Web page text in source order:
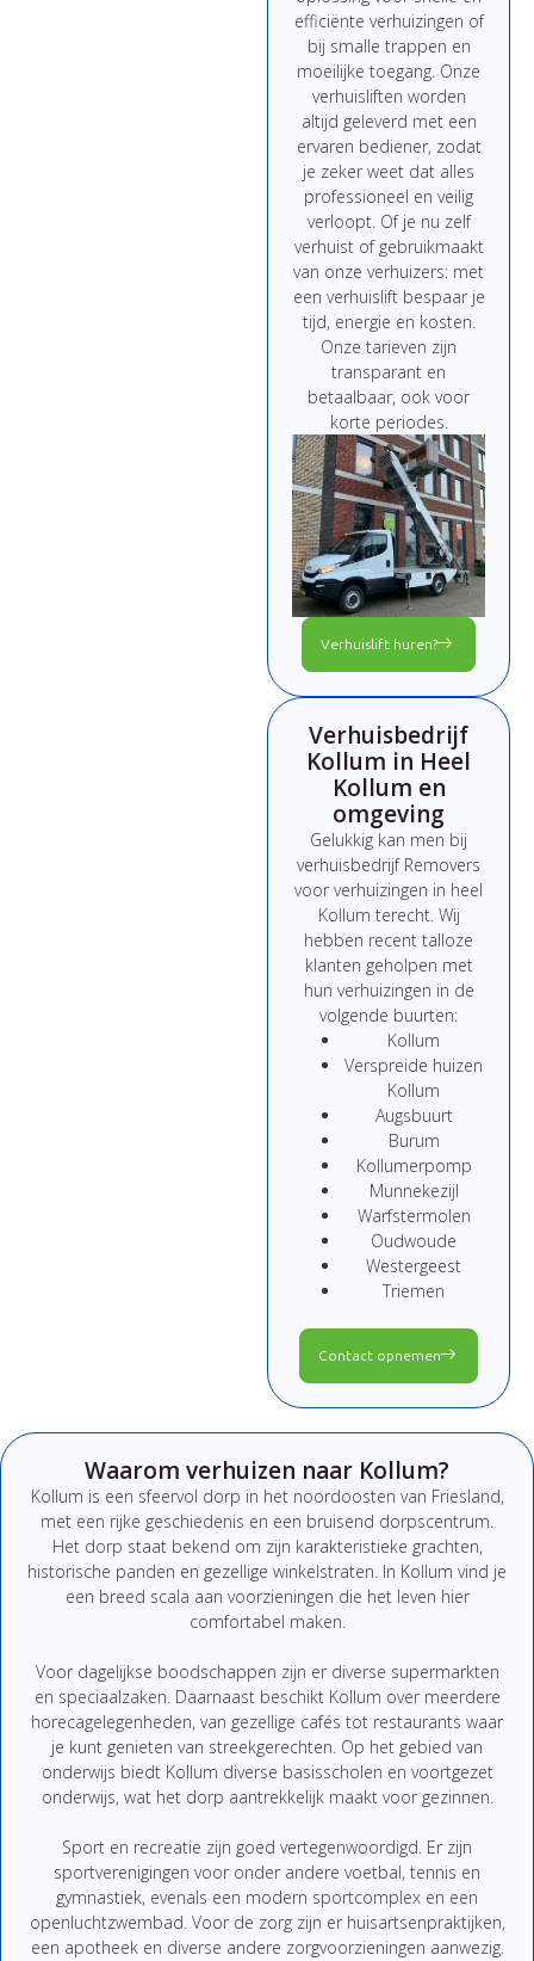
efficiënte verhuizingen of
bij smalle trappen en
moeilijke toegang. Onze
verhuisliften worden
altijd geleverd met een
ervaren bediener, zodat
je zeker weet dat alles
professioneel en veilig
verloopt. Of je nu zelf
verhuist of gebruikmaakt
van onze verhuizers: met
een verhuislift bespaar je
tijd, energie en kosten.
Onze tarieven zijn
transparant en
betaalbaar, ook voor
korte periodes.
Verhuislift huren?
Verhuisbedrijf
Kollum in Heel
Kollum en
omgeving
Gelukkig kan men bij
verhuisbedrijf Removers
voor verhuizingen in heel
Kollum terecht. Wij
hebben recent talloze
klanten geholpen met
hun verhuizingen in de
volgende buurten:
Kollum
Verspreide huizen
Kollum
Augsbuurt
Burum
Kollumerpomp
Munnekezijl
Warfstermolen
Oudwoude
Westergeest
Triemen
Contact opnemen
Waarom verhuizen naar Kollum?
Kollum is een sfeervol dorp in het noordoosten van Friesland,
met een rijke geschiedenis en een bruisend dorpscentrum.
Het dorp staat bekend om zijn karakteristieke grachten,
historische panden en gezellige winkelstraten. In Kollum vind je
een breed scala aan voorzieningen die het leven hier
comfortabel maken.
Voor dagelijkse boodschappen zijn er diverse supermarkten
en speciaalzaken. Daarnaast beschikt Kollum over meerdere
horecagelegenheden, van gezellige cafés tot restaurants waar
je kunt genieten van streekgerechten. Op het gebied van
onderwijs biedt Kollum diverse basisscholen en voortgezet
onderwijs, wat het dorp aantrekkelijk maakt voor gezinnen.
Sport en recreatie zijn goed vertegenwoordigd. Er zijn
sportverenigingen voor onder andere voetbal, tennis en
gymnastiek, evenals een modern sportcomplex en een
openluchtzwembad. Voor de zorg zijn er huisartsenpraktijken,
een apotheek en diverse andere zorgvoorzieningen aanwezig.